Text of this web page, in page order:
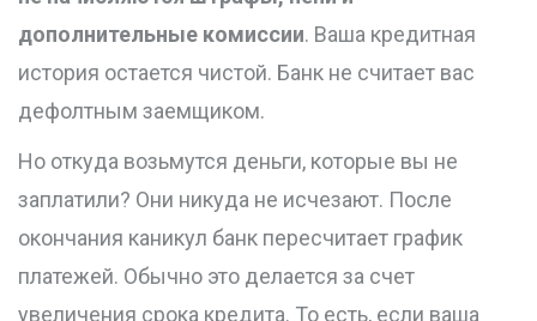
дополнительные комиссии. Ваша кредитная
история остается чистой. Банк не считает вас
дефолтным заемщиком.
Но откуда возьмутся деньги, которые вы не
заплатили? Они никуда не исчезают. После
окончания каникул банк пересчитает график
платежей. Обычно это делается за счет
увеличения срока кредита. То есть, если ваша